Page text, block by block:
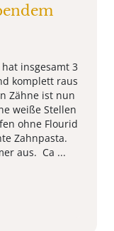
insgesamt 3
komplett raus
Zähne ist nun
weiße Stellen
ohne Flourid
Zahnpasta.
aus. Ca ...